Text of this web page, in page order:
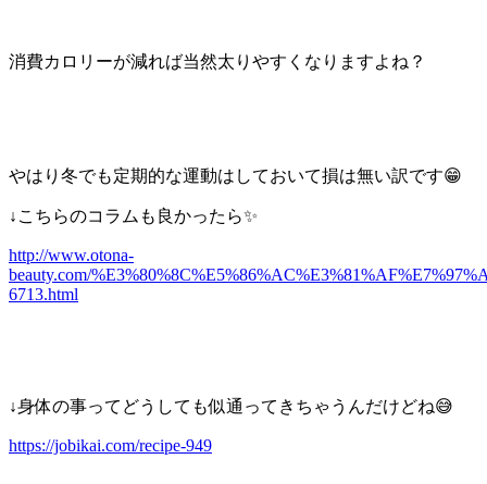
消費カロリーが減れば当然太りやすくなりますよね？
やはり冬でも定期的な運動はしておいて損は無い訳です😁
↓こちらのコラムも良かったら✨
http://www.otona-
beauty.com/
6713.html
↓身体の事ってどうしても似通ってきちゃうんだけどね😅
https://jobikai.com/recipe-949